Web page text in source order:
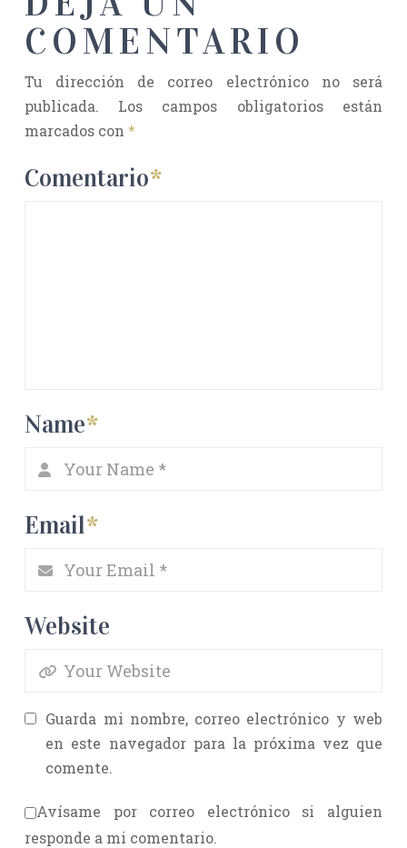
COMENTARIO
Tu dirección de correo electrónico no será
publicada.
Los campos obligatorios están
marcados con *
Comentario*
Name*
Email*
Website
Guarda mi nombre, correo electrónico y web
en este navegador para la próxima vez que
comente.
Avísame por correo electrónico si alguien
responde a mi comentario.